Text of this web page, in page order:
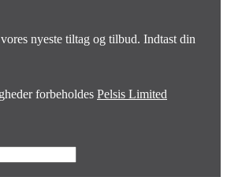
nyeste tiltag og tilbud. Indtast din
forbeholdes Pelsis Limited